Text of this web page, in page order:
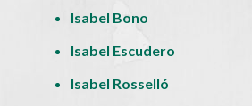
Isabel Bono
Isabel Escudero
Isabel Rosselló